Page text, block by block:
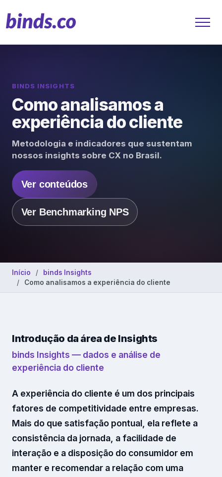
Soluções
Atendimento ao Cliente
Financeiro
Saúde
Marketing
Plataforma
Conteúdos
Recursos
BINDS INSIGHTS
Como analisamos a
experiência do cliente
Metodologia e indicadores que sustentam
nossos insights sobre CX no Brasil.
Ver conteúdos
Ver Benchmarking NPS
Início
binds Insights
Como analisamos a experiência do cliente
Introdução da área de Insights
binds Insights — dados e análise de
experiência do cliente
A experiência do cliente é um dos principais
fatores de competitividade entre empresas.
Mais do que satisfação pontual, ela reflete a
consistência da jornada, a facilidade de
interação e a disposição do consumidor em
manter e recomendar a relação com uma